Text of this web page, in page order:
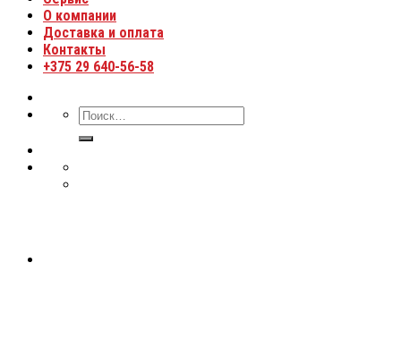
О компании
Доставка и оплата
Контакты
+375 29 640-56-58